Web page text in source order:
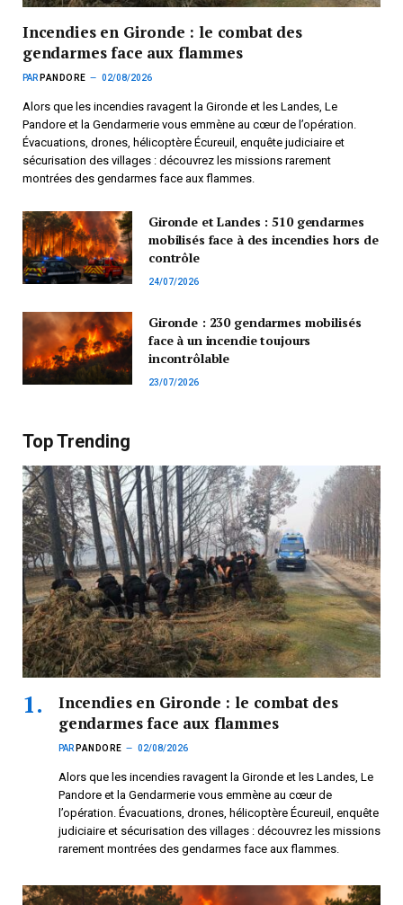
Incendies en Gironde : le combat des
gendarmes face aux flammes
PAR PANDORE 02/08/2026
Alors que les incendies ravagent la Gironde et les Landes, Le
Pandore et la Gendarmerie vous emmène au cœur de l’opération.
Évacuations, drones, hélicoptère Écureuil, enquête judiciaire et
sécurisation des villages : découvrez les missions rarement
montrées des gendarmes face aux flammes.
Gironde et Landes : 510 gendarmes
mobilisés face à des incendies hors de
contrôle
24/07/2026
Gironde : 230 gendarmes mobilisés
face à un incendie toujours
incontrôlable
23/07/2026
Top Trending
Incendies en Gironde : le combat des
gendarmes face aux flammes
PAR PANDORE 02/08/2026
Alors que les incendies ravagent la Gironde et les Landes, Le
Pandore et la Gendarmerie vous emmène au cœur de
l’opération. Évacuations, drones, hélicoptère Écureuil, enquête
judiciaire et sécurisation des villages : découvrez les missions
rarement montrées des gendarmes face aux flammes.